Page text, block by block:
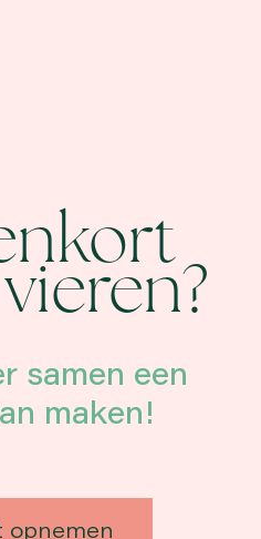
samen een
maken!
opnemen